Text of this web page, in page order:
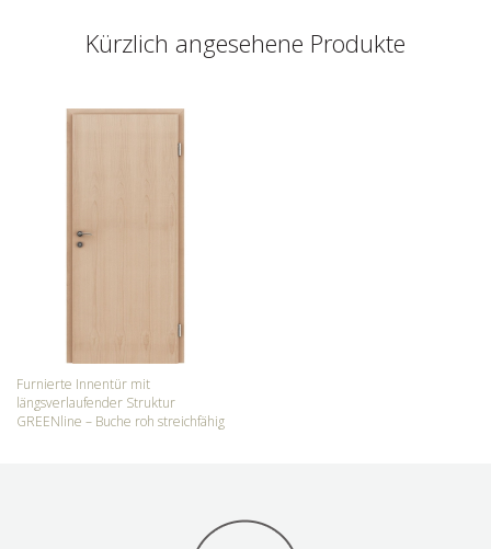
Kürzlich angesehene Produkte
Furnierte Innentür mit
längsverlaufender Struktur
GREENline – Buche roh streichfähig